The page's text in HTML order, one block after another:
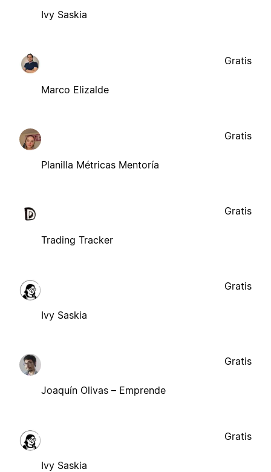
Ivy Saskia
Marco Elizalde
Gratis
Planilla Métricas Mentoría
Gratis
Trading Tracker
Gratis
Ivy Saskia
Gratis
Joaquín Olivas – Emprende
Gratis
Ivy Saskia
Gratis